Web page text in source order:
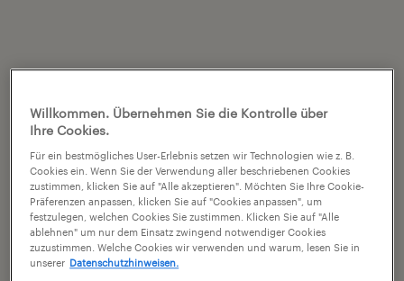
Willkommen. Übernehmen Sie die Kontrolle über
Ihre Cookies.
Für ein bestmögliches User-Erlebnis setzen wir Technologien wie z. B.
Cookies ein. Wenn Sie der Verwendung aller beschriebenen Cookies
zustimmen, klicken Sie auf "Alle akzeptieren". Möchten Sie Ihre Cookie-
Präferenzen anpassen, klicken Sie auf "Cookies anpassen", um
festzulegen, welchen Cookies Sie zustimmen. Klicken Sie auf "Alle
ablehnen" um nur dem Einsatz zwingend notwendiger Cookies
zuzustimmen. Welche Cookies wir verwenden und warum, lesen Sie in
unserer Datenschutzhinweisen.